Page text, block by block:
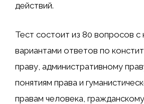
действий.
Тест состоит из 80 вопросов с
вариантами ответов по
праву, административному
понятиям права и
правам человека, гражданскому